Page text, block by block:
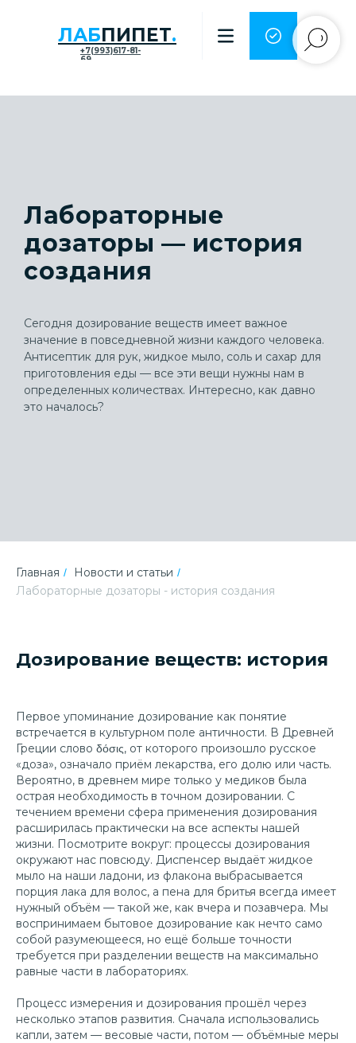
ЛАБПИПЕТ.
+7(993)617-81-
69
Лабораторные
дозаторы — история
создания
Сегодня дозирование веществ имеет важное
значение в повседневной жизни каждого человека.
Антисептик для рук, жидкое мыло, соль и сахар для
приготовления еды — все эти вещи нужны нам в
определенных количествах. Интересно, как давно
это началось?
Главная / Новости и статьи /
Лабораторные дозаторы - история создания
Дозирование веществ: история
Первое упоминание дозирование как понятие
встречается в культурном поле античности. В Древней
Греции слово δόσις, от которого произошло русское
«доза», означало приём лекарства, его долю или часть.
Вероятно, в древнем мире только у медиков была
острая необходимость в точном дозировании. С
течением времени сфера применения дозирования
расширилась практически на все аспекты нашей
жизни. Посмотрите вокруг: процессы дозирования
окружают нас повсюду. Диспенсер выдаёт жидкое
мыло на наши ладони, из флакона выбрасывается
порция лака для волос, а пена для бритья всегда имеет
нужный объём — такой же, как вчера и позавчера. Мы
воспринимаем бытовое дозирование как нечто само
собой разумеющееся, но ещё больше точности
требуется при разделении веществ на максимально
равные части в лабораториях.
Процесс измерения и дозирования прошёл через
несколько этапов развития. Сначала использовались
капли, затем — весовые части, потом — объёмные меры